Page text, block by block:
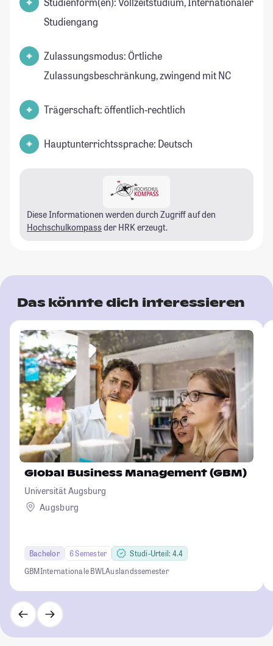
Studiengang
Zulassungsmodus: Örtliche
Zulassungsbeschränkung, zwingend mit NC
Trägerschaft: öffentlich-rechtlich
Hauptunterrichtssprache: Deutsch
Diese Informationen werden durch Zugriff auf den
Hochschulkompass der HRK erzeugt.
Das könnte dich interessieren
Global Business Management (GBM)
Universität Augsburg
Augsburg
Bachelor 6 Semester
Studi-Urteil: 4.4
GBMInternationale BWLAuslandssemester